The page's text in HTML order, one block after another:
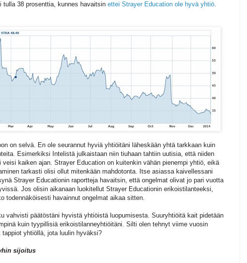
tulla 38 prosenttia, kunnes havaitsin ettei Strayer Education ole hyvä yhtiö.
on selvä. En ole seurannut hyviä yhtiöitäni läheskään yhtä tarkkaan kuin
Esimerkiksi Intelistä julkaistaan niin tiuhaan tahtiin uutisia, että niiden
veisi kaiken ajan. Strayer Education on kuitenkin vähän pienempi yhtiö, eikä
tarkasti olisi ollut mitenkään mahdotonta. Itse asiassa kaivellessani
Strayer Educationin raportteja havaitsin, että ongelmat olivat jo pari vuotta
Jos olisin aikanaan luokitellut Strayer Educationin erikoistilanteeksi,
todennäköisesti havainnut ongelmat aikaa sitten.
vahvisti päätöstäni hyvistä yhtiöistä luopumisesta. Suuryhtiöitä kait pidetään
kuin tyypillisiä erikoistilanneyhtiöitäni. Silti olen tehnyt viime vuosin
tappiot yhtiöllä, jota luulin hyväksi?
sijoitus